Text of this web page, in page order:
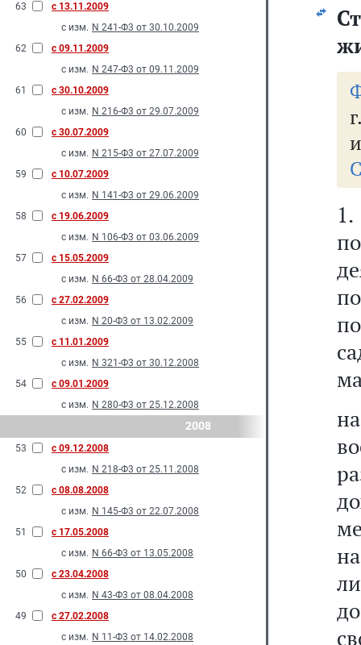
63
с 13.11.2009
с изм. N 241-Ф3 от 30.10.2009
62
с 09.11.2009
с изм. N 247-Ф3 от 09.11.2009
61
с 30.10.2009
с изм. N 216-Ф3 от 29.07.2009
60
с 30.07.2009
с изм. N 215-Ф3 от 27.07.2009
59
с 10.07.2009
с изм. N 141-Ф3 от 29.06.2009
58
с 19.06.2009
с изм. N 106-Ф3 от 03.06.2009
57
с 15.05.2009
с изм. N 66-Ф3 от 28.04.2009
56
с 27.02.2009
с изм. N 20-Ф3 от 13.02.2009
55
с 11.01.2009
с изм. N 321-Ф3 от 30.12.2008
54
с 09.01.2009
с изм. N 280-Ф3 от 25.12.2008
2008
53
с 09.12.2008
с изм. N 218-Ф3 от 25.11.2008
52
с 08.08.2008
с изм. N 145-Ф3 от 22.07.2008
51
с 17.05.2008
с изм. N 66-Ф3 от 13.05.2008
50
с 23.04.2008
с изм. N 43-Ф3 от 08.04.2008
49
с 27.02.2008
с изм. N 11-Ф3 от 14.02.2008